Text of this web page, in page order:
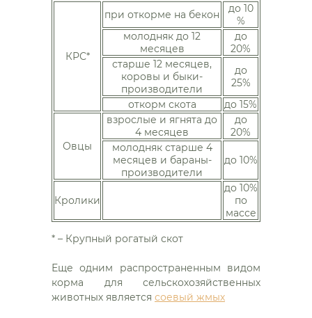
КРС*
при откорме на бекон
до 10
%
молодняк до 12
месяцев
до
20%
старше 12 месяцев,
коровы и быки-
производители
до
25%
откорм скота
до 15%
Овцы
взрослые и ягнята до
4 месяцев
до
20%
молодняк старше 4
месяцев и бараны-
производители
до 10%
Кролики
до 10%
по
массе
* – Крупный рогатый скот
Еще одним распространенным видом
корма для сельскохозяйственных
животных является соевый жмых